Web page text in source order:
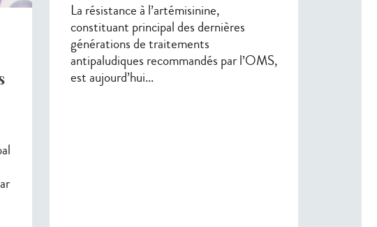
La résistance à l’artémisinine,
constituant principal des dernières
générations de traitements
antipaludiques recommandés par l’OMS,
est aujourd’hui...